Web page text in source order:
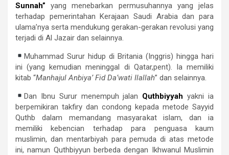
Sunnah” yang menebarkan permusuhannya yang jelas
terhadap pemerintahan Kerajaan Saudi Arabia dan para
ulama’nya serta mendukung gerakan-gerakan revolusi yang
terjadi di Al Jazair dan selainnya.
Muhammad Surur hidup di Britania (Inggris) hingga hari
ini (yang kemudian meninggal di Qatar,pent). Ia memiliki
kitab “Manhajul Anbiya’ Fid Da’wati Ilallah” dan selainnya.
Dan Ibnu Surur menempuh jalan Quthbiyyah yakni ia
berpemikiran takfiry dan condong kepada metode Sayyid
Quthb dalam memandang masyarakat islam, dan ia
memiliki kebencian terhadap para penguasa kaum
muslimin, dan mentarbiyah para pemuda di atas metode
ini, namun Quthbiyyun berbeda dengan Ikhwanul Muslimin